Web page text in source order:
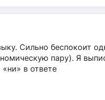
Сильно беспокоит
пару). Я
в ответе